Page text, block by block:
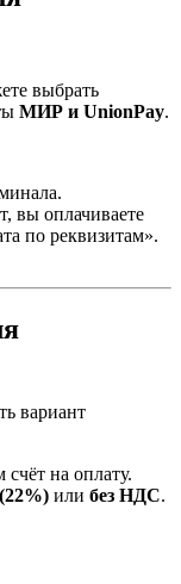
выбрать
МИР и UnionPay.
вы оплачиваете
по реквизитам».
вариант
на оплату.
или без НДС.